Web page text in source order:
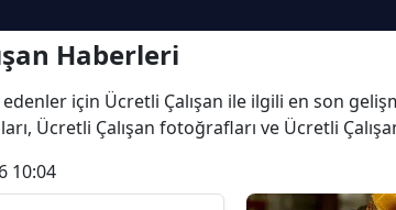
Antalya
Artvin
Aydın
Balıkesir
Haberleri
için Ücretli Çalışan ile ilgili en son
Ücretli Çalışan fotoğrafları ve Ücretli
10:04